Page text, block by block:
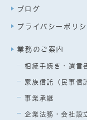
ブログ
プライバシーポリ
業務のご案内
相続手続き・遺言
家族信託（民事信
事業承継
企業法務・会社設